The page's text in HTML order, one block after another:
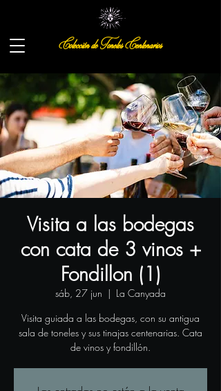
Colección de Toneles Centenarios
Visita a las bodegas
con cata de 3 vinos +
Fondillon (1)
sáb, 27 jun
  |
La Canyada
Visita guiada a las bodegas, con su antigua
sala de toneles y sus tinajas centenarias. Cata
de vinos y fondillón.